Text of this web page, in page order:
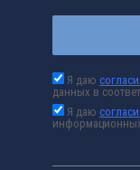
Я даю
данных в
Я даю